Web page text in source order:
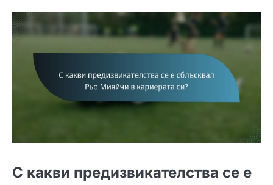
С какви предизвикателства се е